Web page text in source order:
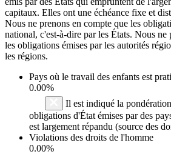
capitaux. Elles ont une échéance fixe et
Nous ne prenons en compte que les
national, c'est-à-dire par les États. Nous ne
les obligations émises par les autorités
les régions.
Pays où le travail des enfants est
0.00%
Il est indiqué la
obligations d'État émises par des
est largement répandu (source des
Violations des droits de l'homme
0.00%